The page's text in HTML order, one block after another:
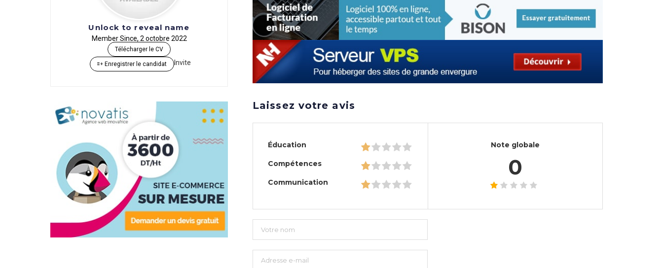
Unlock to reveal name
Member Since, 2 octobre 2022
Télécharger le CV
Enregistrer le candidat Invite
Laissez votre avis
Éducation
Compétences
Communication
Note globale
0